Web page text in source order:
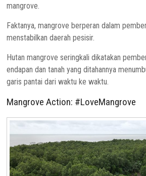
mangrove.
Faktanya, mangrove berperan dalam
menstabilkan daerah pesisir.
Hutan mangrove seringkali dikatakan
endapan dan tanah yang ditahannya
garis pantai dari waktu ke waktu.
Mangrove Action: #LoveMangrove